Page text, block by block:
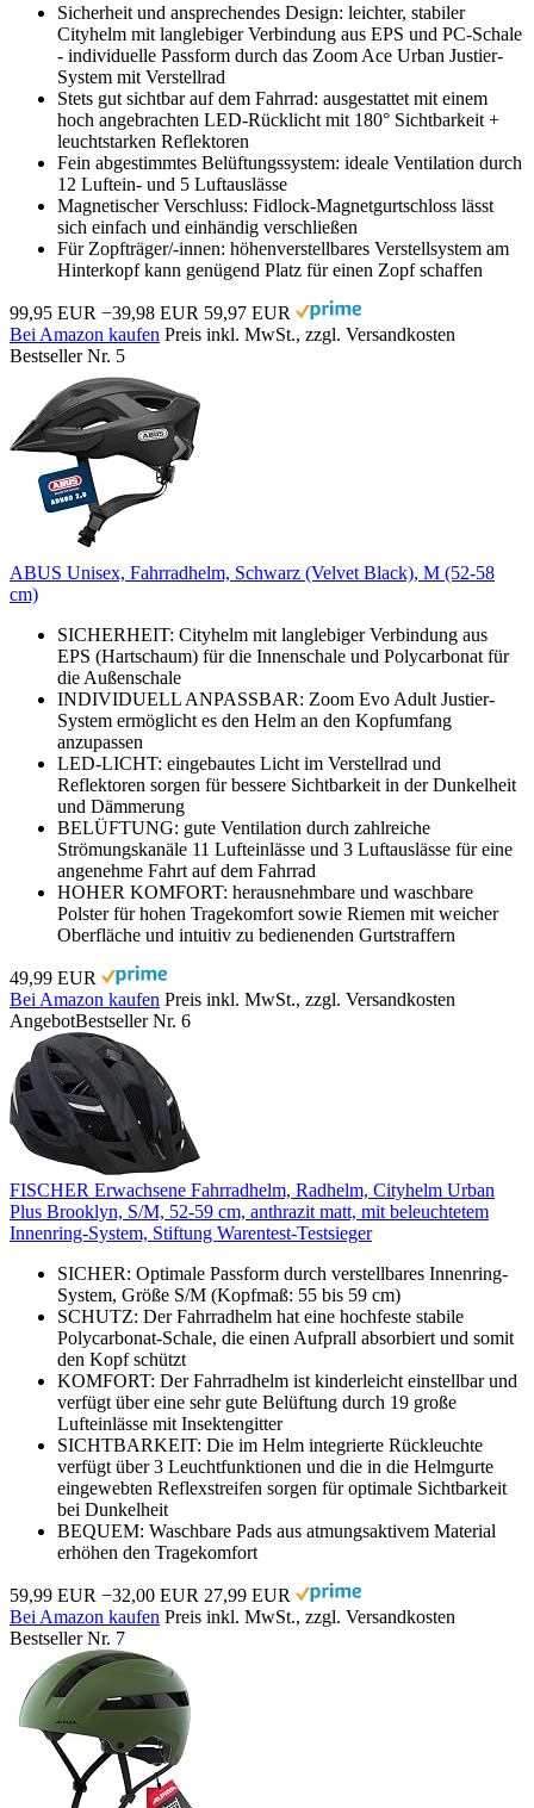
Sicherheit und ansprechendes Design: leichter, stabiler
Cityhelm mit langlebiger Verbindung aus EPS und PC-Schale
- individuelle Passform durch das Zoom Ace Urban Justier-
System mit Verstellrad​
Stets gut sichtbar auf dem Fahrrad: ausgestattet mit einem
hoch angebrachten LED-Rücklicht mit 180° Sichtbarkeit +
leuchtstarken Reflektoren
Fein abgestimmtes Belüftungssystem: ideale Ventilation durch
12 Luftein- und 5 Luftauslässe
Magnetischer Verschluss: Fidlock-Magnetgurtschloss lässt
sich einfach und einhändig verschließen
Für Zopfträger/-innen: höhenverstellbares Verstellsystem am
Hinterkopf kann genügend Platz für einen Zopf schaffen
99,95 EUR −39,98 EUR 59,97 EUR
Bei Amazon kaufen Preis inkl. MwSt., zzgl. Versandkosten
Bestseller Nr. 5
ABUS Unisex, Fahrradhelm, Schwarz (Velvet Black), M (52-58
cm)
SICHERHEIT: Cityhelm mit langlebiger Verbindung aus
EPS (Hartschaum) für die Innenschale und Polycarbonat für
die Außenschale
INDIVIDUELL ANPASSBAR: Zoom Evo Adult Justier-
System ermöglicht es den Helm an den Kopfumfang
anzupassen
LED-LICHT: eingebautes Licht im Verstellrad und
Reflektoren sorgen für bessere Sichtbarkeit in der Dunkelheit
und Dämmerung
BELÜFTUNG: gute Ventilation durch zahlreiche
Strömungskanäle 11 Lufteinlässe und 3 Luftauslässe für eine
angenehme Fahrt auf dem Fahrrad
HOHER KOMFORT: herausnehmbare und waschbare
Polster für hohen Tragekomfort sowie Riemen mit weicher
Oberfläche und intuitiv zu bedienenden Gurtstraffern
49,99 EUR
Bei Amazon kaufen Preis inkl. MwSt., zzgl. Versandkosten
AngebotBestseller Nr. 6
FISCHER Erwachsene Fahrradhelm, Radhelm, Cityhelm Urban
Plus Brooklyn, S/M, 52-59 cm, anthrazit matt, mit beleuchtetem
Innenring-System, Stiftung Warentest-Testsieger
SICHER: Optimale Passform durch verstellbares Innenring-
System, Größe S/M (Kopfmaß: 55 bis 59 cm)
SCHUTZ: Der Fahrradhelm hat eine hochfeste stabile
Polycarbonat-Schale, die einen Aufprall absorbiert und somit
den Kopf schützt
KOMFORT: Der Fahrradhelm ist kinderleicht einstellbar und
verfügt über eine sehr gute Belüftung durch 19 große
Lufteinlässe mit Insektengitter
SICHTBARKEIT: Die im Helm integrierte Rückleuchte
verfügt über 3 Leuchtfunktionen und die in die Helmgurte
eingewebten Reflexstreifen sorgen für optimale Sichtbarkeit
bei Dunkelheit
BEQUEM: Waschbare Pads aus atmungsaktivem Material
erhöhen den Tragekomfort
59,99 EUR −32,00 EUR 27,99 EUR
Bei Amazon kaufen Preis inkl. MwSt., zzgl. Versandkosten
Bestseller Nr. 7